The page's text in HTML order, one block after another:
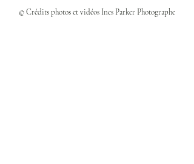
© Crédits photos et vidéos Ines Parker Photographe